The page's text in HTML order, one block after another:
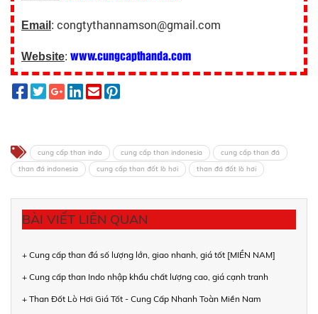
Email : congtythannamson@gmail.com
Website: www.cungcapthanda.com
cung cấp than indo cung cấp than indonesia
cung cấp than đá
than đá indonesia
cung cấp than đốt lò hơi than đá đốt lò hơi
BÀI VIẾT LIÊN QUAN
+ Cung cấp than đá số lượng lớn, giao nhanh, giá tốt [MIỀN NAM]
+ Cung cấp than Indo nhập khẩu chất lượng cao, giá cạnh tranh
+ Than Đốt Lò Hơi Giá Tốt - Cung Cấp Nhanh Toàn Miền Nam